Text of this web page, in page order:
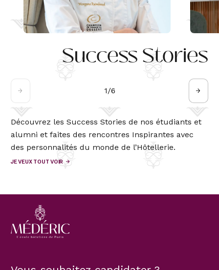
Success Stories
1/6
Découvrez les Success Stories de nos étudiants et
alumni et faites des rencontres Inspirantes avec
des personnalités du monde de l’Hôtellerie.
JE VEUX TOUT VOIR